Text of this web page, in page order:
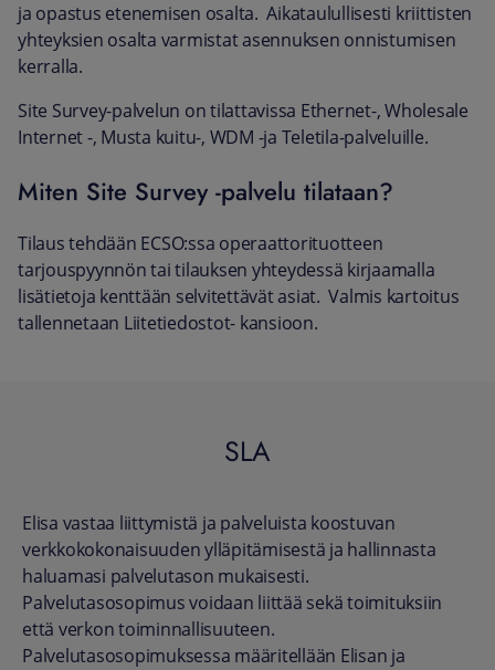
ja opastus etenemisen osalta. Aikataulullisesti kriittisten
yhteyksien osalta varmistat asennuksen onnistumisen
kerralla.
Site Survey-palvelun on tilattavissa Ethernet-, Wholesale
Internet -, Musta kuitu-, WDM -ja Teletila-palveluille.
Miten Site Survey -palvelu tilataan?
Tilaus tehdään ECSO:ssa operaattorituotteen
tarjouspyynnön tai tilauksen yhteydessä kirjaamalla
lisätietoja kenttään selvitettävät asiat. Valmis kartoitus
tallennetaan Liitetiedostot- kansioon.
SLA
Elisa vastaa liittymistä ja palveluista koostuvan
verkkokokonaisuuden ylläpitämisestä ja hallinnasta
haluamasi palvelutason mukaisesti.
Palvelutasosopimus voidaan liittää sekä toimituksiin
että verkon toiminnallisuuteen.
Palvelutasosopimuksessa määritellään Elisan ja